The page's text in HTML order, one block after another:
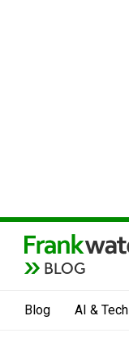
BLOG
Blog AI & Tech